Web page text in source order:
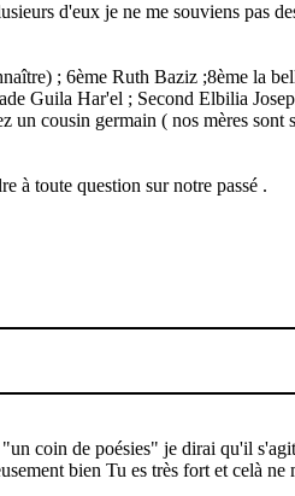
d'eux je ne me souviens
; 6ème Ruth Baziz ;8ème la
Guila Har'el ; Second Elbilia
un cousin germain ( nos mères sont
à toute question sur notre passé .
coin de poésies" je dirai qu'il
bien Tu es très fort et celà